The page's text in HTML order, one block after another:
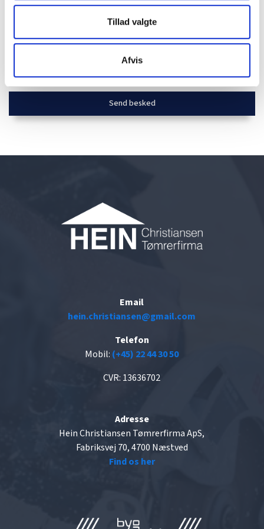
Tillad valgte
Afvis
Email
hein.christiansen@gmail.com
Telefon
Mobil: (+45) 22 44 30 50
CVR: 13636702
Adresse
Hein Christiansen Tømrerfirma ApS,
Fabriksvej 70, 4700 Næstved
Find os her